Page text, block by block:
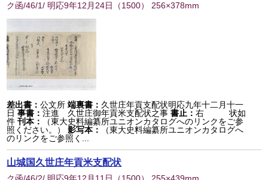
ク函/46/1/ 明応9年12月24日 （1500） 256×378mm
差出書：公文所 端裏書： 久世庄年貢支配状明応九年十二月十一
日 事書：注進 久世庄御年貢米支配状之事 書止：右 状如
件 刊本：
（東大史料編纂所ユニオンカタログへのリンクをご参
照ください。）
影写本：
（東大史料編纂所ユニオンカタログへ
のリンクをご参照く...
山城国久世庄年貢米支配状